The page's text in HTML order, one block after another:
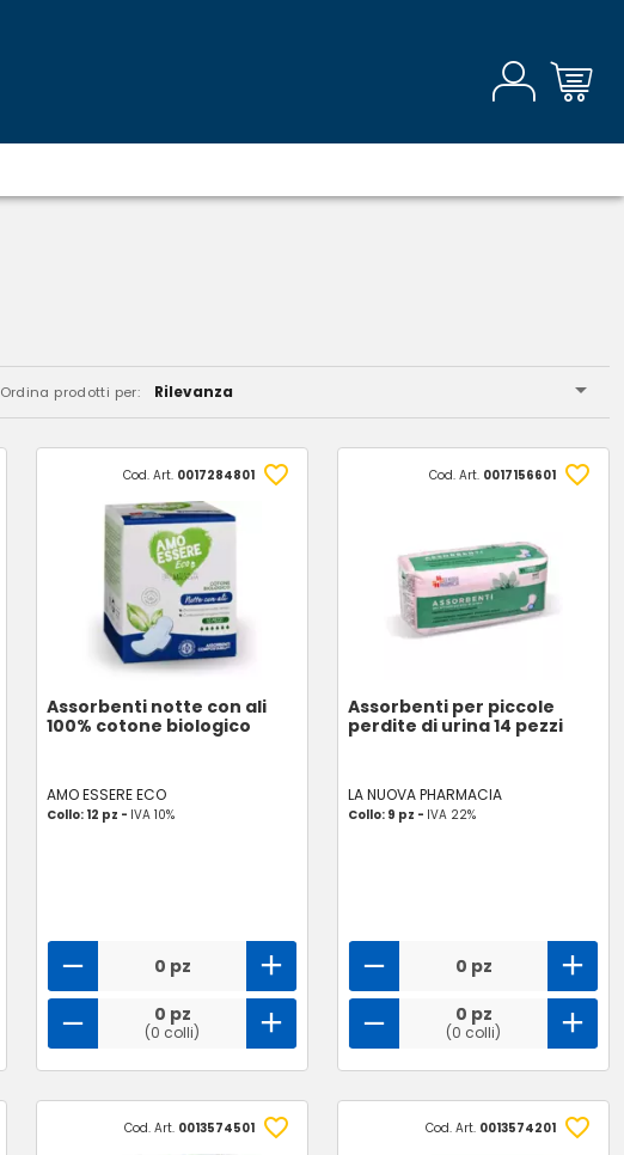
Ordina prodotti per: Rilevanza
Cod. Art. 0017284801
Assorbenti notte con ali
100% cotone biologico
AMO ESSERE ECO
Collo: 12 pz - IVA 10%
0 pz
0 pz
(0 colli)
Cod. Art. 0017156601
Assorbenti per piccole
perdite di urina 14 pezzi
LA NUOVA PHARMACIA
Collo: 9 pz - IVA 22%
0 pz
0 pz
(0 colli)
Cod. Art. 0013574501 Cod. Art. 0013574201